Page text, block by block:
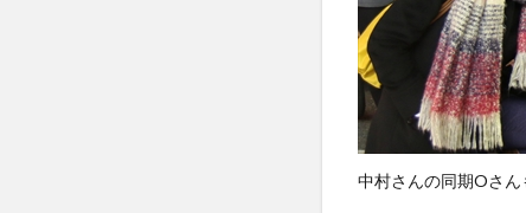
中村さんの同期Oさん